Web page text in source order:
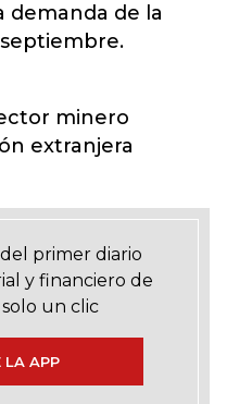
demanda de la
minero
extranjera
primer diario
y financiero de
un clic
LA APP